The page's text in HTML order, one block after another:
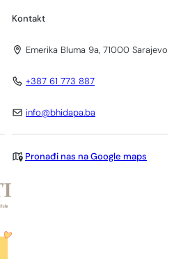
Kontakt
Emerika Bluma 9a, 71000 Sarajevo
+387 61 773 887
info@bhidapa.ba
Pronađi nas na Google maps